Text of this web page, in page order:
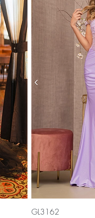
GL3162